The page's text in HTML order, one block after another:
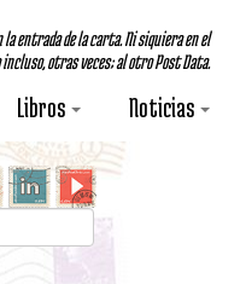
entrada de la carta. Ni siquiera en el
otras veces; al otro Post Data.
Libros Noticias